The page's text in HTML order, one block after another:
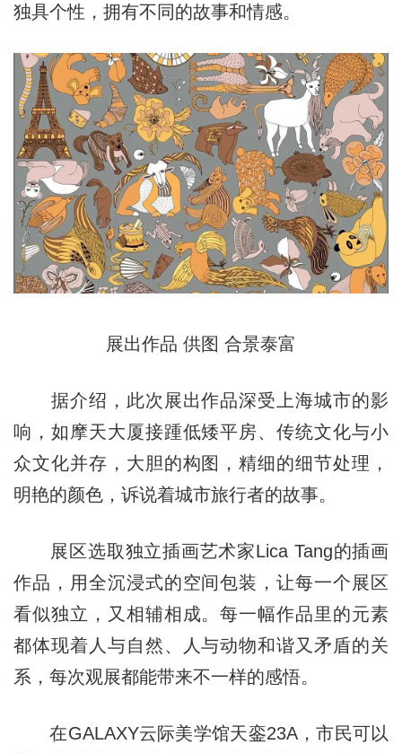
独具个性，拥有不同的故事和情感。
展出作品 供图 合景泰富
据介绍，此次展出作品深受上海城市的影
响，如摩天大厦接踵低矮平房、传统⽂化与小
众文化并存，大胆的构图，精细的细节处理，
明艳的颜色，诉说着城市旅行者的故事。
展区选取独立插画艺术家Lica Tang的插画
作品，用全沉浸式的空间包装，让每一个展区
看似独立，又相辅相成。每一幅作品里的元素
都体现着人与自然、人与动物和谐又矛盾的关
系，每次观展都能带来不一样的感悟。
在GALAXY云际美学馆天銮23A，市民可以